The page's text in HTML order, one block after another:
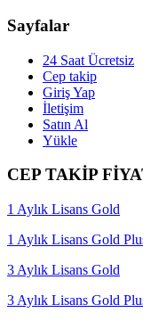
Sayfalar
24 Saat Ücretsiz
Cep takip
Giriş Yap
İletişim
Satın Al
Yükle
CEP TAKİP
1 Aylık Lisans Gold
1 Aylık Lisans Gold
3 Aylık Lisans Gold
3 Aylık Lisans Gold